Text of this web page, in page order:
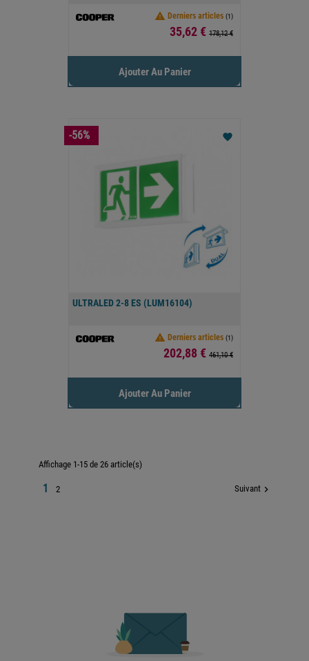
 Derniers articles (1)
Prix
35,62 € 178,12 €
Ajouter Au Panier
ULTRALED 2-8 ES (LUM16104)
 Derniers articles (1)
Prix
202,88 € 461,10 €
favorite
Ajouter Au Panier
-56%
Affichage 1-15 de 26 article(s)
1 2 Suivant 